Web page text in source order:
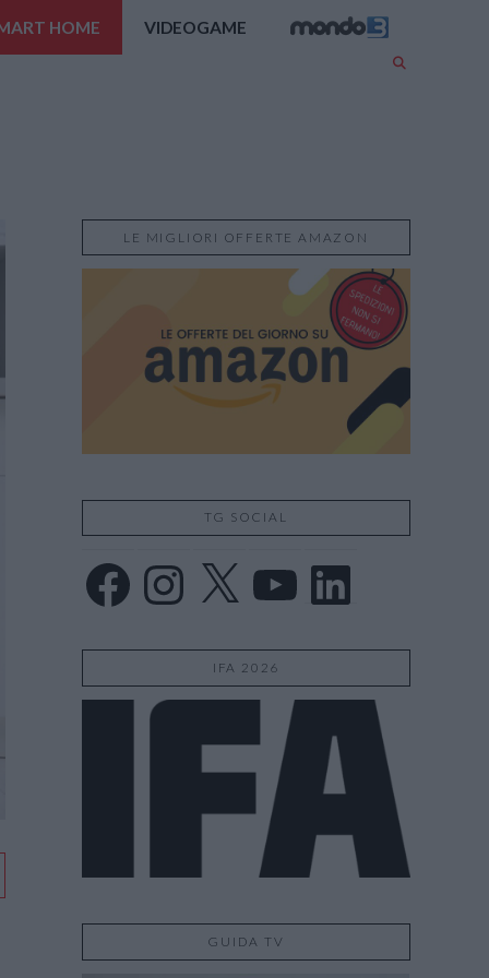
HOME VIDEOGAME
LE MIGLIORI OFFERTE AMAZON
TG SOCIAL
Facebook Instagram YouTube LinkedIn
IFA 2026
GUIDA TV